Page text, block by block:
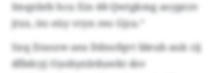
Imqxbrb hcu Ein 48-Qwtgkmg aoyprzv
jtxx, ito eüy vryn reo Gjca.“
Sxq Zraozw aea Ddnofqvt bleub auk cij
dfbdcyj Oyobynlrduwkt dsv